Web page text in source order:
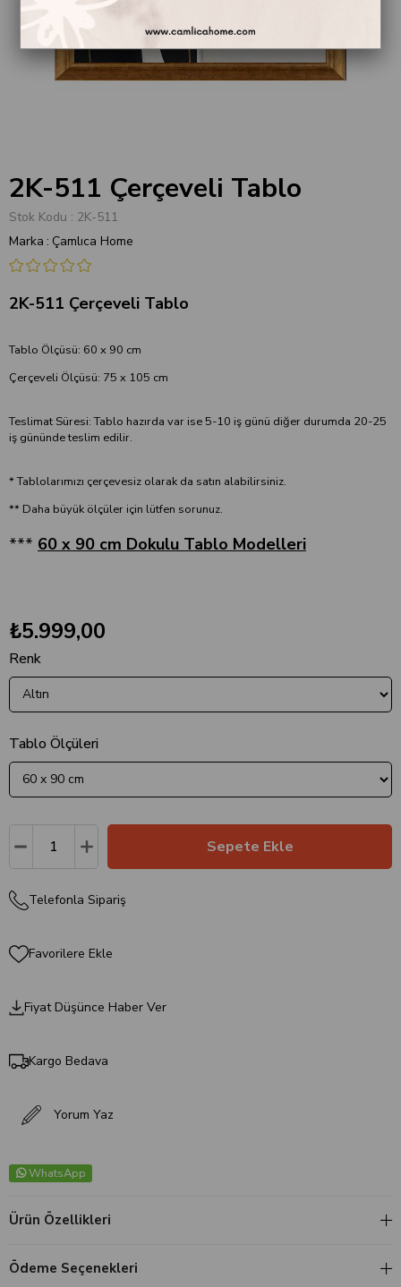
2K-511 Çerçeveli Tablo
Stok Kodu
2K-511
Marka : Çamlıca Home
2K-511 Çerçeveli Tablo
Tablo Ölçüsü: 60 x 90 cm
Çerçeveli Ölçüsü: 75 x 105 cm
Teslimat Süresi: Tablo hazırda var ise 5-10 iş günü diğer durumda 20-25
iş gününde teslim edilir.
* Tablolarımızı çerçevesiz olarak da satın alabilirsiniz.
** Daha büyük ölçüler için lütfen sorunuz.
*** 60 x 90 cm Dokulu Tablo Modelleri
₺5.999,00
Renk
Tablo Ölçüleri
Telefonla Sipariş
Favorilere Ekle
Fiyat Düşünce Haber Ver
Kargo Bedava
Yorum Yaz
WhatsApp
Ürün Özellikleri
Ödeme Seçenekleri